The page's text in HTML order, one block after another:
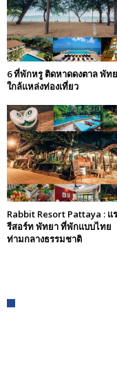
6 ที่พักหรู ติดหาดดงตาล พัท
ใกล้แหล่งท่องเที่ยว
Rabbit Resort Pattaya : แ
รีสอร์ท พัทยา ที่พักแบบไทย
ท่ามกลางธรรมชาติ